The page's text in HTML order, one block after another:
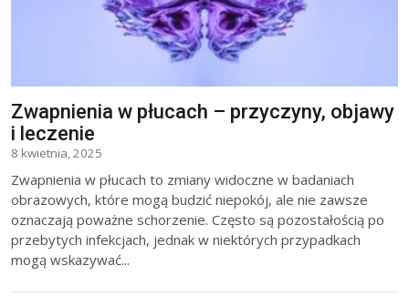
Zwapnienia w płucach – przyczyny, objawy
i leczenie
8 kwietnia, 2025
Zwapnienia w płucach to zmiany widoczne w badaniach
obrazowych, które mogą budzić niepokój, ale nie zawsze
oznaczają poważne schorzenie. Często są pozostałością po
przebytych infekcjach, jednak w niektórych przypadkach
mogą wskazywać...